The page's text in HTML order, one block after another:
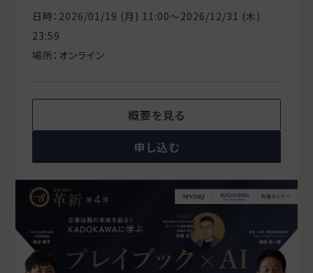
日時：2026/01/19 (月) 11:00〜2026/12/31 (木)
23:59
場所：オンライン
概要を見る
申し込む